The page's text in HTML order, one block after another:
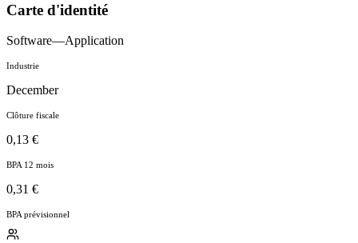
Carte d'identité
Software—Application
Industrie
December
Clôture fiscale
0,13 €
BPA 12 mois
0,31 €
BPA prévisionnel